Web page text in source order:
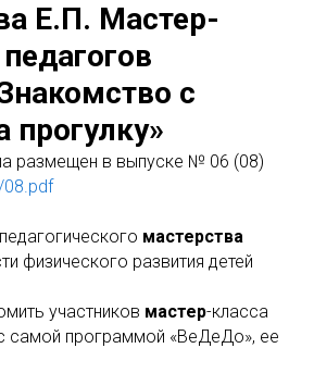
Е.П. Мастер-
с
прогулку»
размещен в выпуске № 06 (08)
08.pdf
мастерства
физического развития детей
участников мастер-класса
самой программой «ВеДеДо», ее